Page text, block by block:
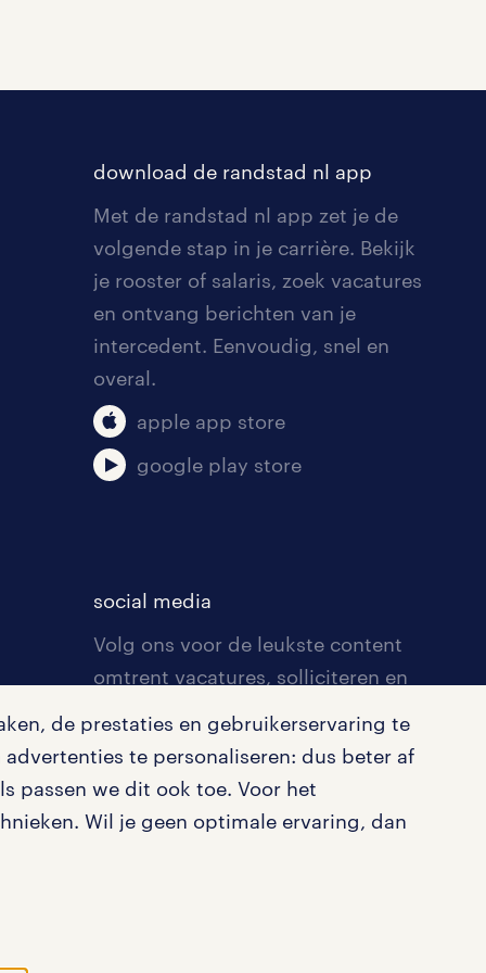
de prestaties en gebruikerservaring te
te personaliseren: dus beter af
passen we dit ook toe. Voor het
Wil je geen optimale ervaring, dan
download de randstad nl app
Met de randstad nl app zet je de
volgende stap in je carrière. Bekijk
je rooster of salaris, zoek vacatures
en ontvang berichten van je
intercedent. Eenvoudig, snel en
overal.
apple app store
google play store
social media
Volg ons voor de leukste content
omtrent vacatures, solliciteren en